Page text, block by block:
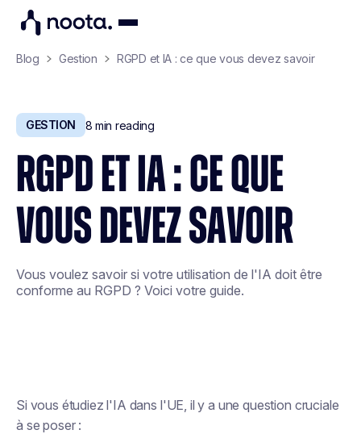
Blog Gestion RGPD et IA : ce que vous devez savoir
GESTION 8 min reading
RGPD ET IA : CE QUE
VOUS DEVEZ SAVOIR
Vous voulez savoir si votre utilisation de l'IA doit être
conforme au RGPD ? Voici votre guide.
Si vous étudiez l'IA dans l'UE, il y a une question cruciale
à se poser :